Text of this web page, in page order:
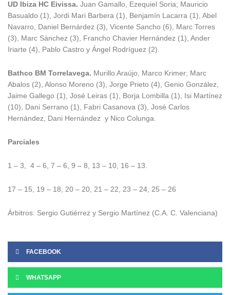
UD Ibiza HC Eivissa. Juan Gamallo, Ezequiel Soria; Mauricio
Basualdo (1), Jordi Mari Barbera (1), Benjamín Lacarra (1), Abel
Navarro, Daniel Bernárdez (3), Vicente Sancho (6), Marc Torres
(3), Marc Sánchez (3), Francho Chavier Hernández (1), Ander
Iriarte (4), Pablo Castro y Ángel Rodríguez (2).
Bathco BM Torrelavega. Murillo Araújo, Marco Krimer; Marc
Abalos (2), Alonso Moreno (3), Jorge Prieto (4), Genio González,
Jaime Gallego (1), José Leiras (1), Borja Lombilla (1), Isi Martínez
(10), Dani Serrano (1), Fabri Casanova (3), José Carlos
Hernández, Dani Hernández y Nico Colunga.
Parciales
1 – 3, 4 – 6, 7 – 6, 9 – 8, 13 – 10, 16 – 13.
17 – 15, 19 – 18, 20 – 20, 21 – 22, 23 – 24, 25 – 26
Árbitros: Sergio Gutiérrez y Sergio Martínez (C.A. C. Valenciana)
FACEBOOK
WHATSAPP